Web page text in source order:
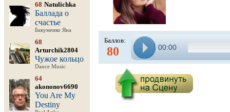
68 Natulichka
Баллада о
счастье
Бакуменко Яна
68
Arturchik2804
Чужое кольцо
Dance Music
64
akononov6690
You Are My
Destiny
Баллов:
80 00:00